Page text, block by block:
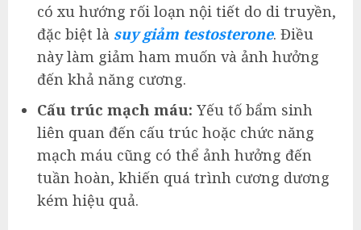
có xu hướng rối loạn nội tiết do di truyền,
đặc biệt là suy giảm testosterone. Điều
này làm giảm ham muốn và ảnh hưởng
đến khả năng cương.
Cấu trúc mạch máu: Yếu tố bẩm sinh
liên quan đến cấu trúc hoặc chức năng
mạch máu cũng có thể ảnh hưởng đến
tuần hoàn, khiến quá trình cương dương
kém hiệu quả.